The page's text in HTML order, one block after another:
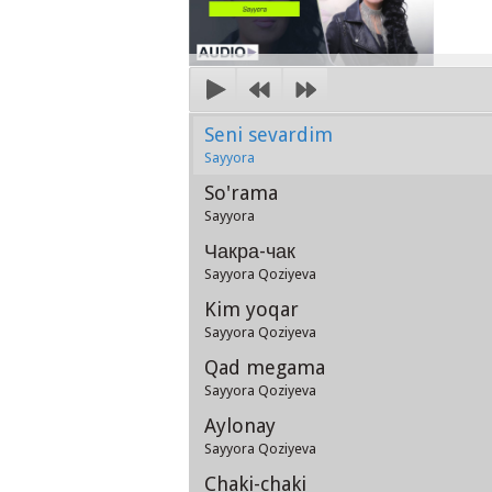
Seni sevardim
Sayyora
So'rama
Sayyora
Чакра-чак
Sayyora Qoziyeva
Kim yoqar
Sayyora Qoziyeva
Qad megama
Sayyora Qoziyeva
Aylonay
Sayyora Qoziyeva
Chaki-chaki